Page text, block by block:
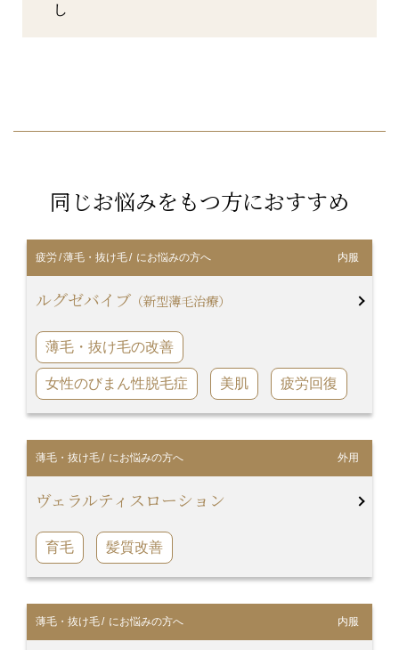
し
同じお悩みをもつ方におすすめ
疲労/薄毛・抜け毛/ にお悩みの方へ
ルグゼバイブ （新型薄毛治療）
薄毛・抜け毛の改善
女性のびまん性脱毛症 美肌 疲労回復
内服
薄毛・抜け毛/ にお悩みの方へ
ヴェラルティスローション
育毛 髪質改善
外用
薄毛・抜け毛/ にお悩みの方へ 内服